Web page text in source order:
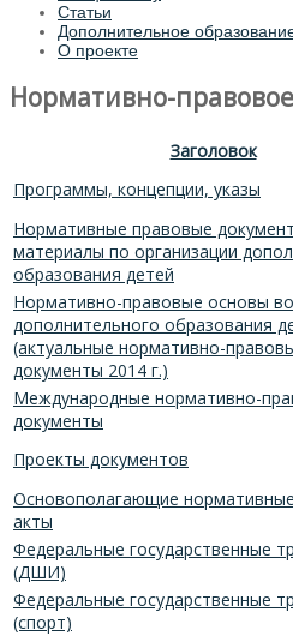
Статьи
Дополнительное
О проекте
Нормативно-
Заголовок
Программы, концепции, указы
Нормативные правовые
материалы по организации
образования детей
Нормативно-правовые основы
дополнительного образования
(актуальные нормативно-
документы 2014 г.)
Международные нормативно-
документы
Проекты документов
Основополагающие
акты
Федеральные государственные
(ДШИ)
Федеральные государственные
(спорт)